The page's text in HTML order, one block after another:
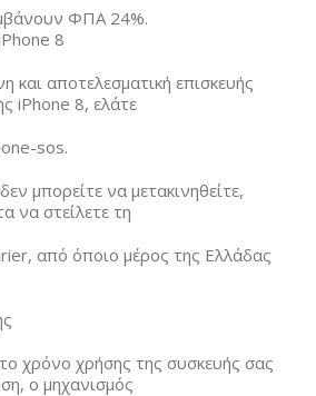
ΦΠΑ 24%.
8
και αποτελεσματική επισκευής
iPhone 8, ελάτε
sos.
μπορείτε να μετακινηθείτε,
να στείλετε τη
από όποιο μέρος της Ελλάδας
χρόνο χρήσης της συσκευής σας
ο μηχανισμός